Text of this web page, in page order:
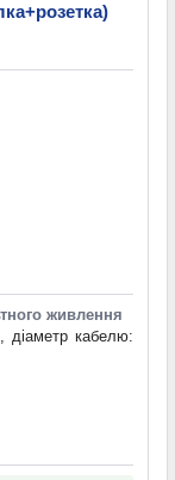
живлення
діаметр кабелю: